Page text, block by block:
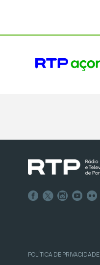
POLÍTICA DE PRIVACIDADE